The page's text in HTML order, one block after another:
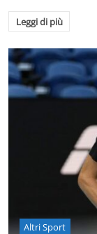
Leggi di più
Altri Sport